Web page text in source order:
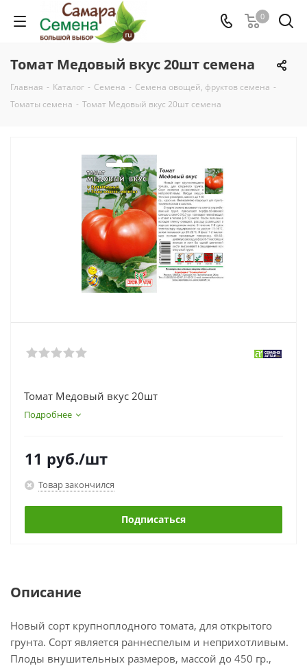
0
Томат Медовый вкус 20шт семена
Главная - Каталог - Семена - Семена овощей, фруктов семена -
Томаты семена - Томат Медовый вкус 20шт семена
Томат Медовый вкус 20шт
Подробнее
11 руб./шт
Товар закончился
Подписаться
Описание
Новый сорт крупноплодного томата, для открытого
грунта. Сорт является раннеспелым и неприхотливым.
Плоды внушительных размеров, массой до 450 гр.,